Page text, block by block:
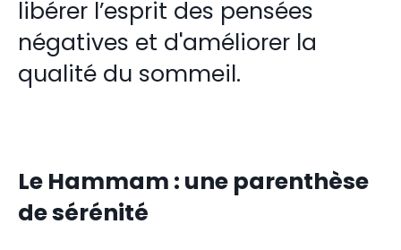
libérer l’esprit des pensées
négatives et d'améliorer la
qualité du sommeil.
Le Hammam : une parenthèse
de sérénité